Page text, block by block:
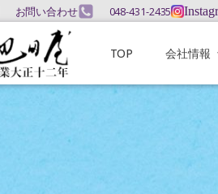
お問い合わせ 048-431-2435
TOP 会社情報